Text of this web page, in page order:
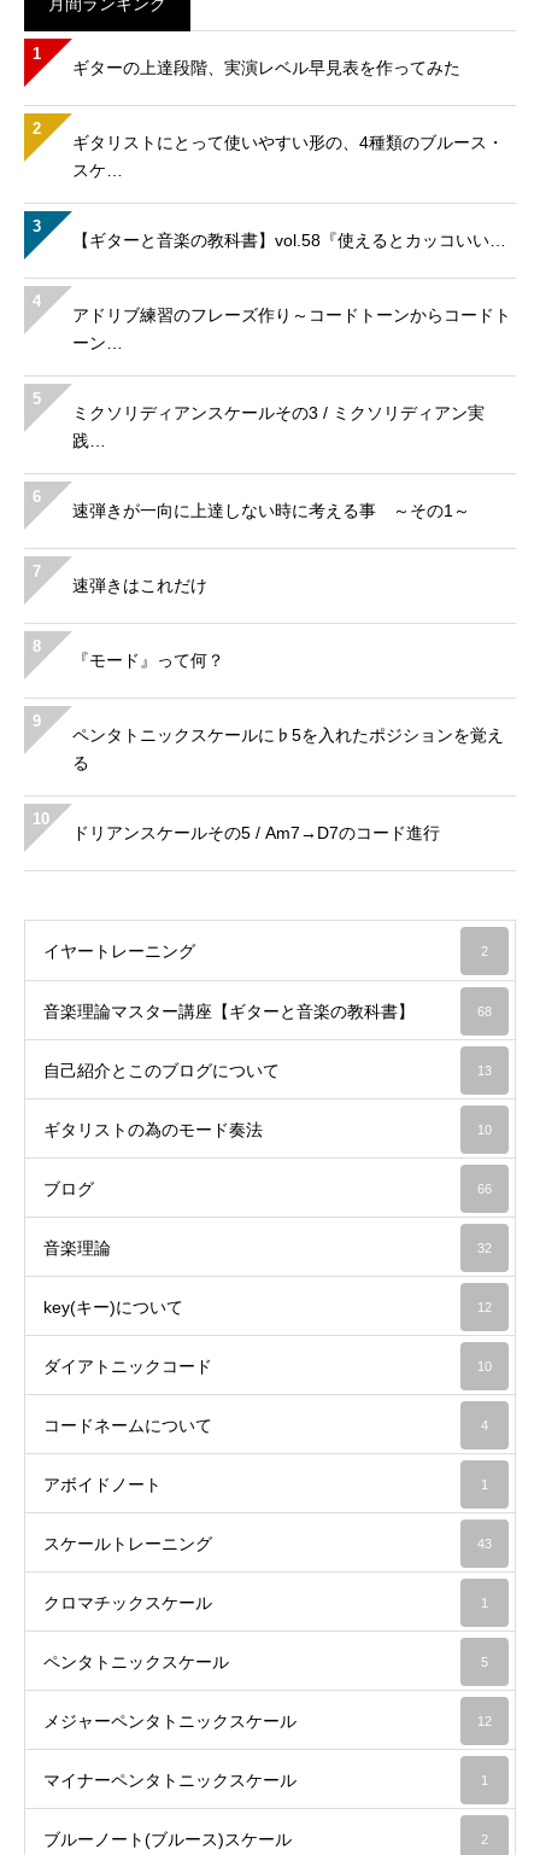
1
ギターの上達段階、実演レベル早見表を作ってみた
2
ギタリストにとって使いやすい形の、4種類のブルース・
スケ…
3
【ギターと音楽の教科書】vol.58『使えるとカッコいい…
4
アドリブ練習のフレーズ作り～コードトーンからコードト
ーン…
5
ミクソリディアンスケールその3 / ミクソリディアン実
践…
6
速弾きが一向に上達しない時に考える事 ～その1～
7
速弾きはこれだけ
8
『モード』って何？
9
ペンタトニックスケールに♭5を入れたポジションを覚え
る
10
ドリアンスケールその5 / Am7→D7のコード進行
イヤートレーニング 2
音楽理論マスター講座【ギターと音楽の教科書】 68
自己紹介とこのブログについて 13
ギタリストの為のモード奏法 10
ブログ 66
音楽理論 32
key(キー)について 12
ダイアトニックコード 10
コードネームについて 4
アボイドノート 1
スケールトレーニング 43
クロマチックスケール 1
ペンタトニックスケール 5
メジャーペンタトニックスケール 12
マイナーペンタトニックスケール 1
ブルーノート(ブルース)スケール 2